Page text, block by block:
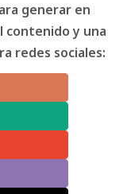
generar en
contenido y una
redes sociales: